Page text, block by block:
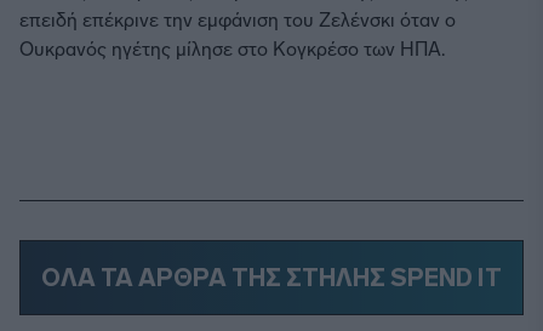
επειδή επέκρινε την εμφάνιση του Ζελένσκι όταν ο
Ουκρανός ηγέτης μίλησε στο Κογκρέσο των ΗΠΑ.
ΟΛΑ ΤΑ ΑΡΘΡΑ ΤΗΣ ΣΤΗΛΗΣ SPEND IT